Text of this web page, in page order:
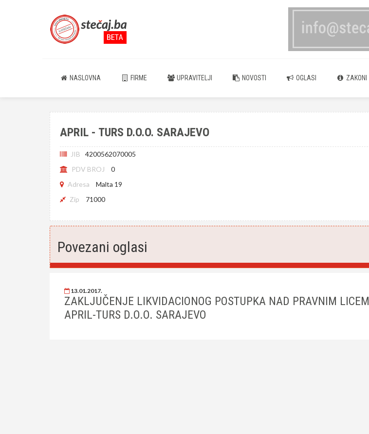
NASLOVNA FIRME UPRAVITELJI NOVOSTI OGLASI ZAKONI
APRIL - TURS D.O.O. SARAJEVO
JIB
4200562070005
PDV BROJ
0
Adresa
Malta 19
Zip
71000
Povezani oglasi
13.01.2017.
ZAKLJUČENJE LIKVIDACIONOG POSTUPKA NAD PRAVNIM LICEM
APRIL-TURS D.O.O. SARAJEVO